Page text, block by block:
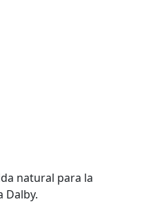
natural para la
Dalby.